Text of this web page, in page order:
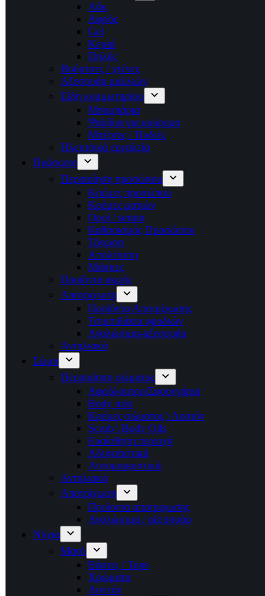
Λάκ
Αφρός
Gel
Κεριά
Πηλός
Βούρτσες / χτένες
Αξεσουάρ μαλλιών
Είδη κομμωτηρίου
Μπομπάρια
Ψαλίδια για κούρεμα
Μπέρτες / Ποδιές
Ηλεκτρικά εργαλεία
Πρόσωπο
Περιποίηση προσώπου
Κρέμες προσώπου
Κρέμες ματιών
Οροί / serum
Καθαρισμός Προσώπου
Τόνωση
Απολέπιση
Μάσκες
Προϊόντα ακμής
Αποτριχωση
Προϊόντα Αποτρίχωσης
Τσιμπιδάκια φρυδιών
Αναλώσιμα-αξεσουάρ
Αντηλιακά
Σώμα
Περιποίηση σώματος
Αφρόλουτρο/Σφουγγάρια
Body mist
Κρέμες σώματος \ Λοσιόν
Scrub \ Body Oils
Ευαίσθητη περιοχή
Αδυνατιστικά
Αυτομαυριστικά
Αντηλιακά
Αποτρίχωση
Προϊοντα αποτριχωσης
Αναλώσιμα / αξεσουάρ
Νύχια
Μανό
Βάσεις / Tops
Χρώματα
Ασετόν